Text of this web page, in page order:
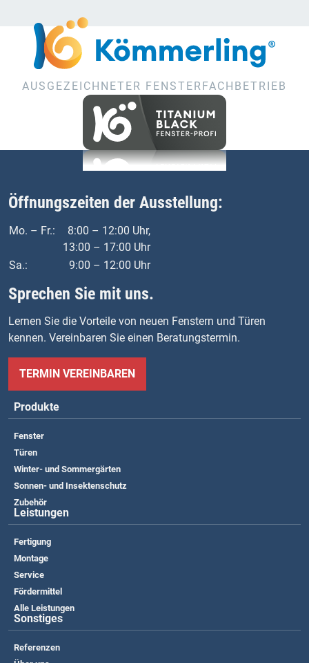
AUSGEZEICHNETER FENSTERFACHBETRIEB
Öffnungszeiten der Ausstellung:
Mo. – Fr.:
8:00 – 12:00 Uhr,
13:00 – 17:00 Uhr
Sa.:
9:00 – 12:00 Uhr
Sprechen Sie mit uns.
Lernen Sie die Vorteile von neuen Fenstern und Türen
kennen. Vereinbaren Sie einen Beratungstermin.
TERMIN VEREINBAREN
Produkte
Fenster
Türen
Winter- und Sommergärten
Sonnen- und Insektenschutz
Zubehör
Leistungen
Fertigung
Montage
Service
Fördermittel
Alle Leistungen
Sonstiges
Referenzen